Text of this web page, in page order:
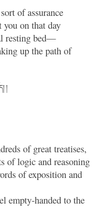
of assurance
you on that day
resting bed—
up the path of
།
of great treatises,
of logic and reasoning
of exposition and
empty-handed to the